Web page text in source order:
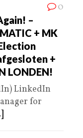
0
–
+ MK
+
LONDEN!
LinkedIn
for